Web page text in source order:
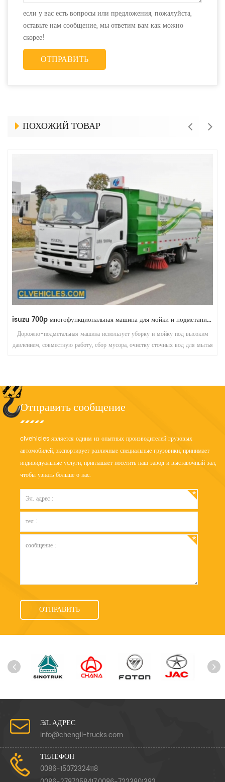
если у вас есть вопросы или предложения, пожалуйста,
оставьте нам сообщение, мы ответим вам как можно
скорее!
ПОХОЖИЙ ТОВАР
isuzu 700p многофункциональная машина для мойки и подметания дорог
Дорожно-подметальная машина использует уборку и мойку под высоким
давлением, совместную работу, сбор мусора, очистку сточных вод для мытья
Отправить сообщение
clvehicles является одним из опытных производителей грузовых
автомобилей, экспортирует различные специальные грузовики, принимает
индивидуальные услуги, приглашает посетить наш завод и выставочный зал,
чтобы узнать больше о нас.
ЭЛ. АДРЕС
info@chengli-trucks.com
ТЕЛЕФОН
0086-15072324118